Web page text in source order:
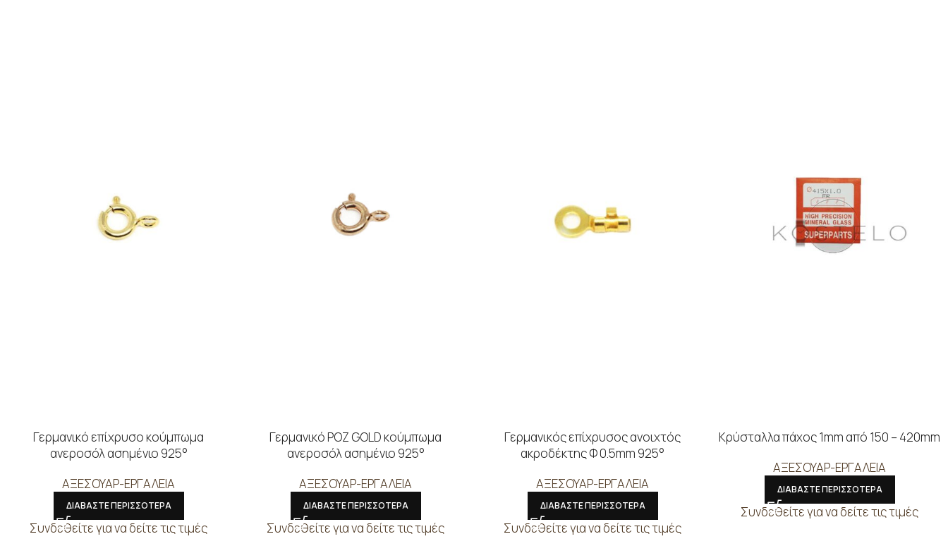
Γερμανικό επίχρυσο κούμπωμα
ανεροσόλ ασημένιο 925°
ΑΞΕΣΟΥΑΡ-ΕΡΓΑΛΕΙΑ
ΔΙΑΒΑΣΤΕ ΠΕΡΙΣΣΟΤΕΡΑ
Συνδεθείτε για να δείτε τις τιμές
Γερμανικό ΡΟΖ GOLD κούμπωμα
ανεροσόλ ασημένιο 925°
ΑΞΕΣΟΥΑΡ-ΕΡΓΑΛΕΙΑ
ΔΙΑΒΑΣΤΕ ΠΕΡΙΣΣΟΤΕΡΑ
Συνδεθείτε για να δείτε τις τιμές
Γερμανικός επίχρυσος ανοιχτός
ακροδέκτης Φ 0.5mm 925°
ΑΞΕΣΟΥΑΡ-ΕΡΓΑΛΕΙΑ
ΔΙΑΒΑΣΤΕ ΠΕΡΙΣΣΟΤΕΡΑ
Συνδεθείτε για να δείτε τις τιμές
Κρύσταλλα πάχος 1mm από 150 – 420mm
ΑΞΕΣΟΥΑΡ-ΕΡΓΑΛΕΙΑ
ΔΙΑΒΑΣΤΕ ΠΕΡΙΣΣΟΤΕΡΑ
Συνδεθείτε για να δείτε τις τιμές